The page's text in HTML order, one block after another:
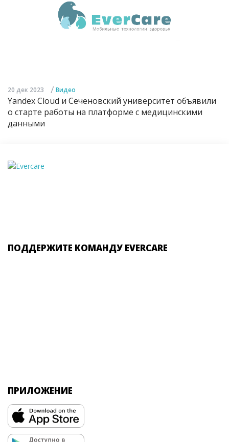
20 дек 2023 / Видео
Yandex Cloud и Сеченовский университет объявили
о старте работы на платформе с медицинскими
данными
ПОДДЕРЖИТЕ КОМАНДУ EVERCARE
ПРИЛОЖЕНИЕ